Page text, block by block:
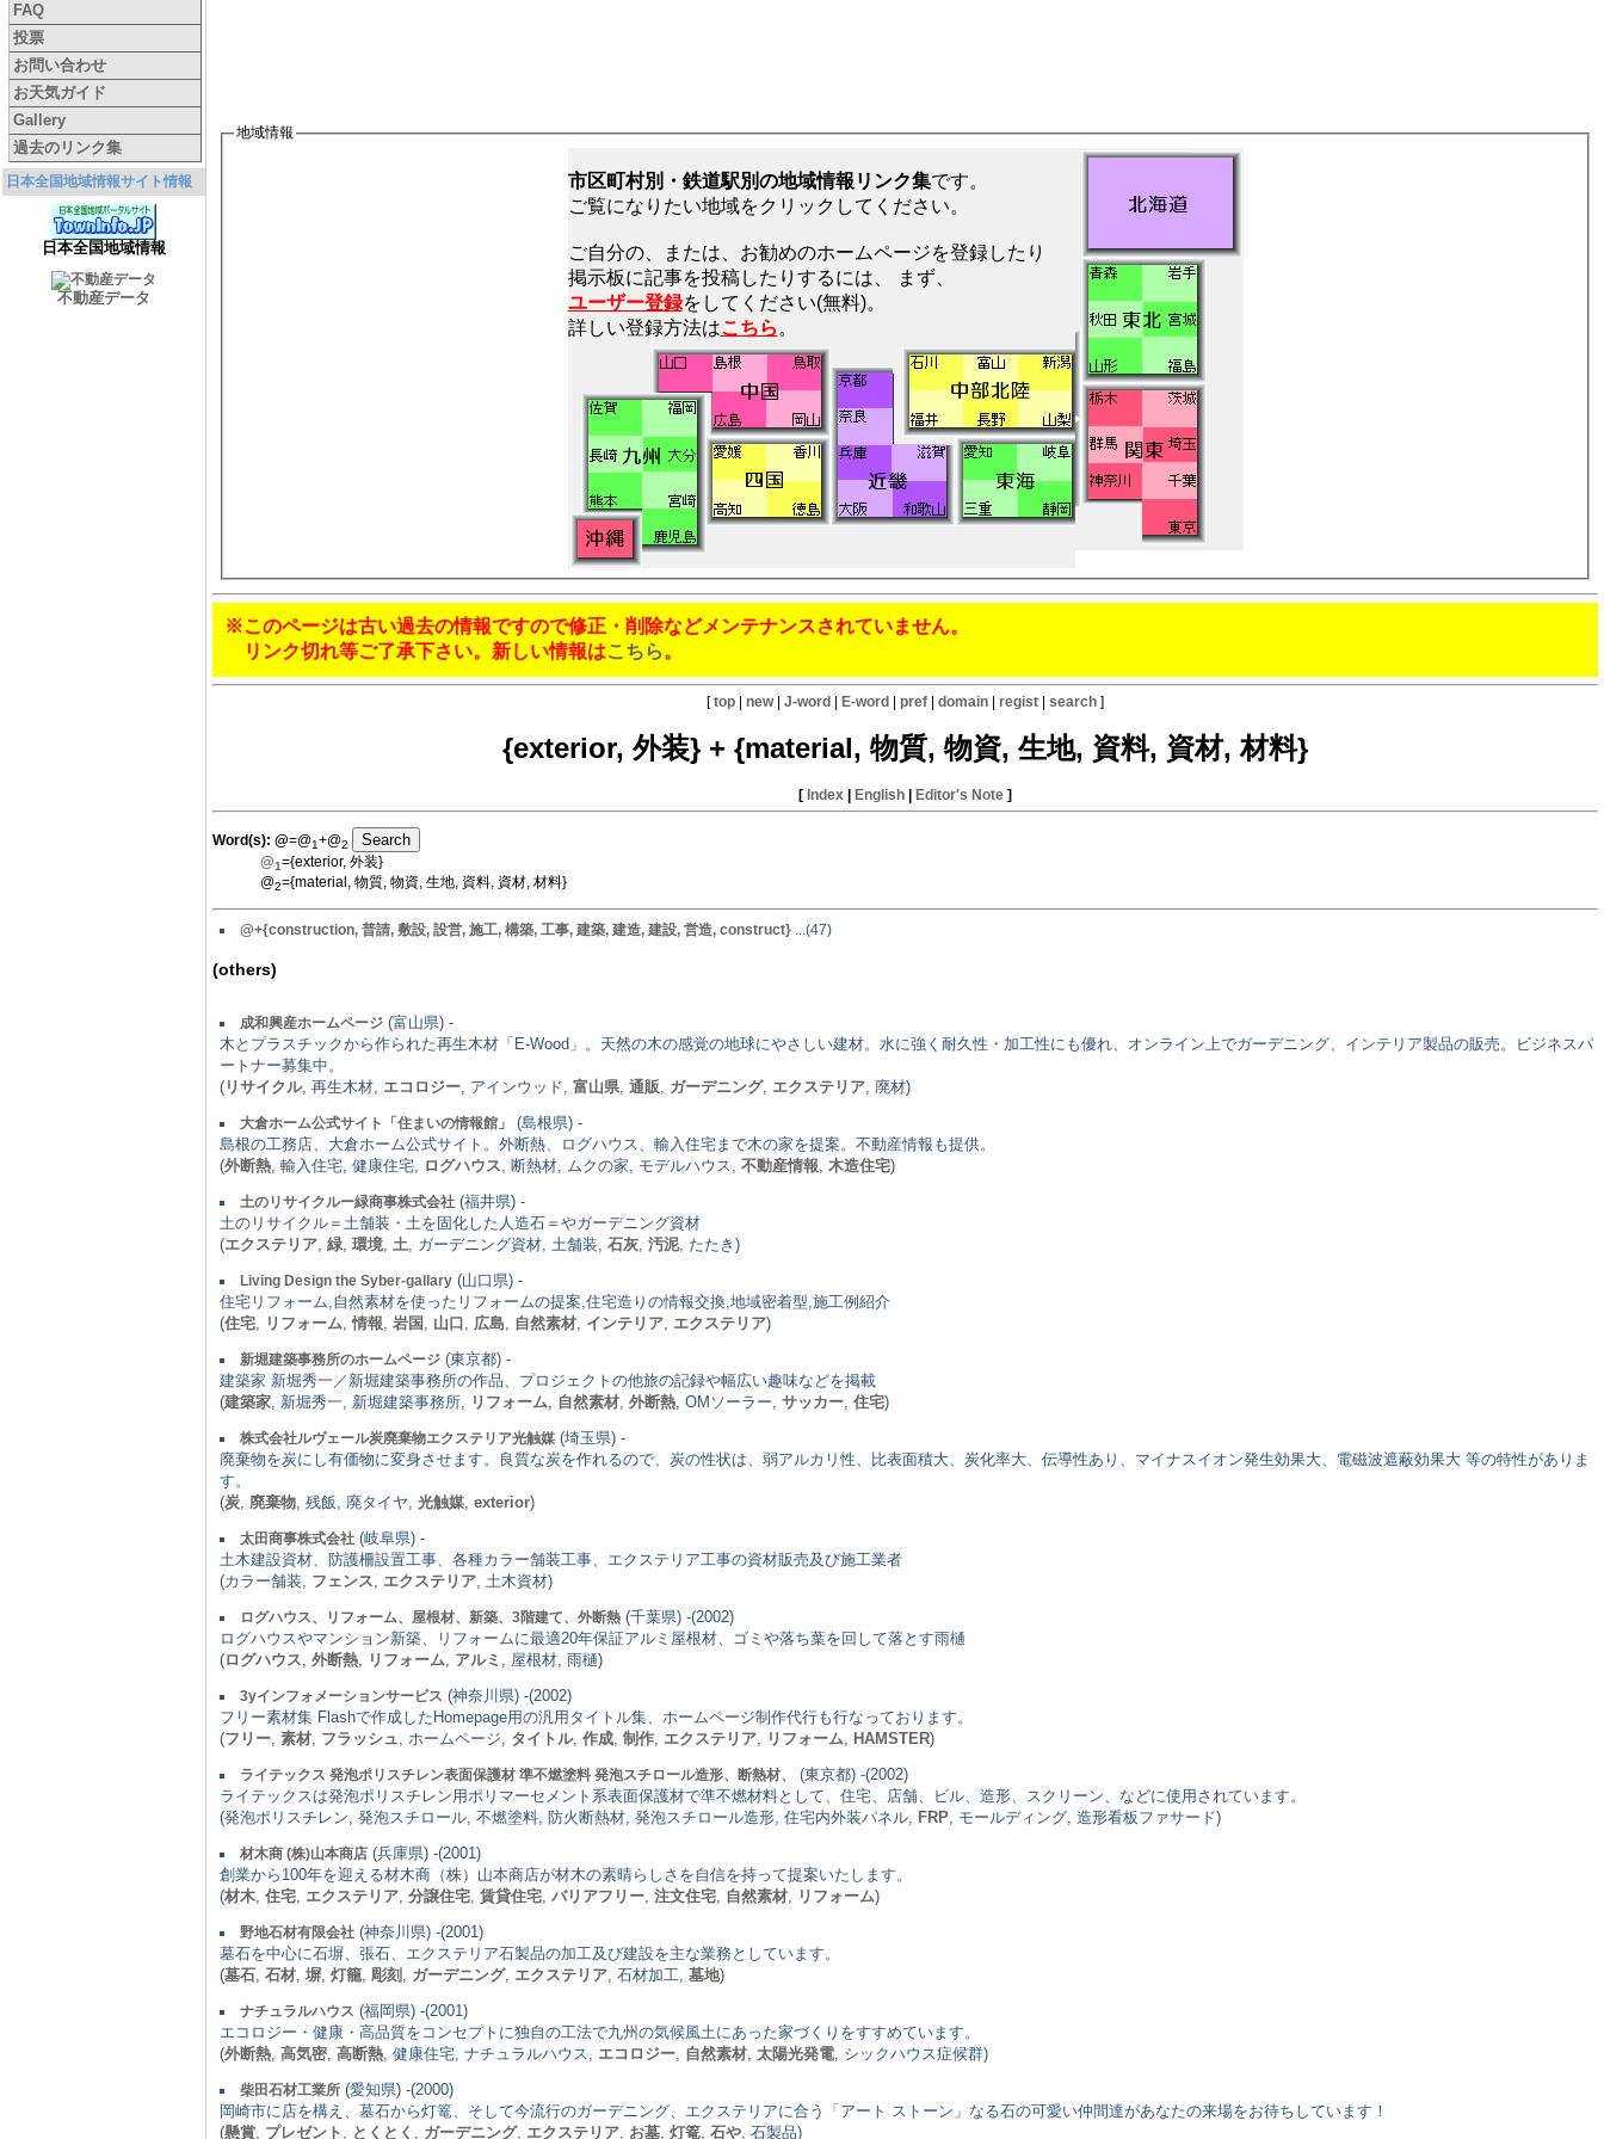
FAQ
投票
お問い合わせ
お天気ガイド
Gallery
過去のリンク集
日本全国地域情報サイト情報
日本全国地域情報
不動産データ
地域情報
市区町村別・鉄道駅別の地域情報リンク集です。
ご覧になりたい地域をクリックしてください。
ご自分の、または、お勧めのホームページを登録したり
掲示板に記事を投稿したりするには、 まず、
ユーザー登録をしてください(無料)。
詳しい登録方法はこちら 。
※このページは古い過去の情報ですので修正・削除などメンテナンスされていません。
リンク切れ等ご了承下さい。新しい情報はこちら。
[top | new| J-word | E-word | pref | domain | regist | search ]
{exterior, 外装} + {material, 物質, 物資, 生地, 資料, 資材, 材料}
[ Index | English | Editor's Note ]
Word(s): @=@1+@2
@1={exterior, 外装}
@2={material, 物質, 物資, 生地, 資料, 資材, 材料}
@+{construction, 普請, 敷設, 設営, 施工, 構築, 工事, 建築, 建造, 建設, 営造, construct} ...(47)
(others)
成和興産ホームページ (富山県) -
木とプラスチックから作られた再生木材「E-Wood」。天然の木の感覚の地球にやさしい建材。水に強く耐久性・加工性にも優れ、オンライン上でガーデニング、インテリア製品の販売。ビジネスパ
ートナー募集中。
( リサイクル, 再生木材, エコロジー , アインウッド, 富山県 通販 ガーデニング, エクステリア , 廃材)
大倉ホーム公式サイト「住まいの情報館」
(島根県) -
島根の工務店、大倉ホーム公式サイト。外断熱、ログハウス、輸入住宅まで木の家を提案。不動産情報も提供。
(外断熱 , 輸入住宅, 健康住宅, ログハウス , 断熱材, ムクの家, モデルハウス, 不動産情報 木造住宅)
土のリサイクルー緑商事株式会社 (福井県) -
土のリサイクル＝土舗装・土を固化した人造石＝やガーデニング資材
(エクステリア 緑 環境 土 , ガーデニング資材, 土舗装, 石灰 汚泥, たたき)
Living Design the Syber-gallary (山口県) -
住宅リフォーム,自然素材を使ったリフォームの提案,住宅造りの情報交換,地域密着型,施工例紹介
(住宅 リフォーム ,情報 岩国 山口 広島 自然素材 インテリア エクステリア)
新堀建築事務所のホームページ (東京都) -
建築家 新堀秀一／新堀建築事務所の作品、プロジェクトの他旅の記録や幅広い趣味などを掲載
(建築家 , 新堀秀一, 新堀建築事務所, リフォーム 自然素材 外断熱 , OMソーラー, サッカー 住宅)
株式会社ルヴェール炭廃棄物エクステリア光触媒 (埼玉県) -
廃棄物を炭にし有価物に変身させます。良質な炭を作れるので、炭の性状は、弱アルカリ性、比表面積大、炭化率大、伝導性あり、マイナスイオン発生効果大、電磁波遮蔽効果大 等の特性がありま
す。
(炭 廃棄物 , 残飯, 廃タイヤ, 光触媒 exterior)
太田商事株式会社 (岐阜県) -
土木建設資材、防護柵設置工事、各種カラー舗装工事、エクステリア工事の資材販売及び施工業者
(カラー舗装, フェンス エクステリア , 土木資材)
ログハウス、リフォーム、屋根材、新築、3階建て、外断熱 (千葉県) -(2002)
ログハウスやマンション新築、リフォームに最適20年保証アルミ屋根材、ゴミや落ち葉を回して落とす雨樋
(ログハウス 外断熱 リフォーム アルミ , 屋根材, 雨樋)
3yインフォメーションサービス (神奈川県) -(2002)
フリー素材集 Flashで作成したHomepage用の汎用タイトル集、ホームページ制作代行も行なっております。
(フリー 素材 フラッシュ , ホームページ, タイトル, 作成 制作 エクステリア リフォーム HAMSTER)
ライテックス 発泡ポリスチレン表面保護材 準不燃塗料 発泡スチロール造形、断熱材、
(東京都) -(2002)
ライテックスは発泡ポリスチレン用ポリマーセメント系表面保護材で準不燃材料として、住宅、店舗、ビル、造形、スクリーン、などに使用されています。
(発泡ポリスチレン, 発泡スチロール, 不燃塗料, 防火断熱材, 発泡スチロール造形, 住宅内外装パネル, FRP , モールディング, 造形看板ファサード)
材木商 (株)山本商店 (兵庫県) -(2001)
創業から100年を迎える材木商（株）山本商店が材木の素晴らしさを自信を持って提案いたします。
(材木 住宅 エクステリア 分譲住宅 賃貸住宅 バリアフリー 注文住宅 自然素材 リフォーム)
野地石材有限会社 (神奈川県) -(2001)
墓石を中心に石塀、張石、エクステリア石製品の加工及び建設を主な業務としています。
(墓石 石材 塀 灯籠 彫刻 ガーデニング, エクステリア , 石材加工, 墓地)
ナチュラルハウス (福岡県) -(2001)
エコロジー・健康・高品質をコンセプトに独自の工法で九州の気候風土にあった家づくりをすすめています。
(外断熱 高気密 高断熱 , 健康住宅, ナチュラルハウス, エコロジー 自然素材 太陽光発電 , シックハウス症候群)
柴田石材工業所 (愛知県) -(2000)
岡崎市に店を構え、墓石から灯篭、そして今流行のガーデニング、エクステリアに合う「アート ストーン」なる石の可愛い仲間達があなたの来場をお待ちしています！
(懸賞 プレゼント とくとく ガーデニング, エクステリア お墓 灯篭 石や , 石製品)